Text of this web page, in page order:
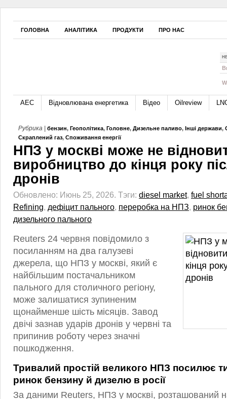
ГОЛОВНА АНАЛІТИКА ПРОДУКТИ ПРО НАС
АЕС Відновлювана енергетика Відео Oilreview
Рубрика | бензин, Геополітика, Головне, Дизельне паливо, Інші держави,
Скраплений газ, Споживання енергії
НПЗ у москві може не
виробництво до кінця року
дронів
Обновлено: Июнь 25, 2026. Тэги: diesel market, fuel
Refining, дефіцит пального, переробка на НПЗ, ринок
дизельного пального
Reuters 24 червня повідомило з
посиланням на два галузеві
джерела, що НПЗ у москві, який є
найбільшим постачальником
пального для столичного регіону,
може залишатися зупиненим
щонайменше шість місяців. Завод
двічі зазнав ударів дронів у червні та
припинив роботу через значні
пошкодження.
Тривалий простій великого НПЗ посилює
ринок бензину й дизелю в росії
За даними Reuters, НПЗ у москві, розташований